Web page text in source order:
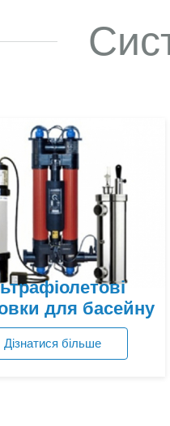
для басейну
Дізнатися більше